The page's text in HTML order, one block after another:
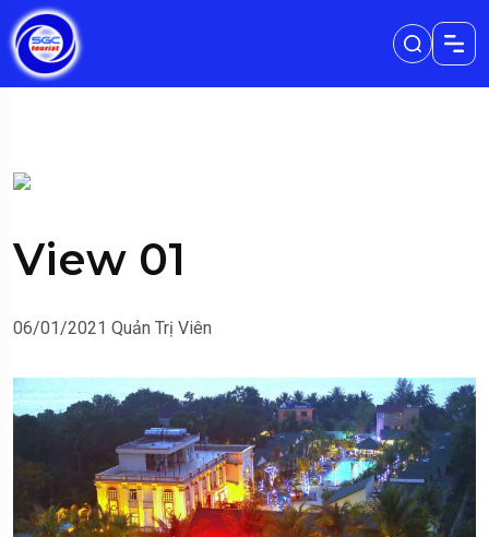
View 01
06/01/2021 Quản Trị Viên